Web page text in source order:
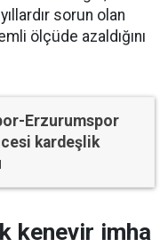
sorun olan
ölçüde azaldığını
Erzurumspor
kardeşlik
kenevir imha